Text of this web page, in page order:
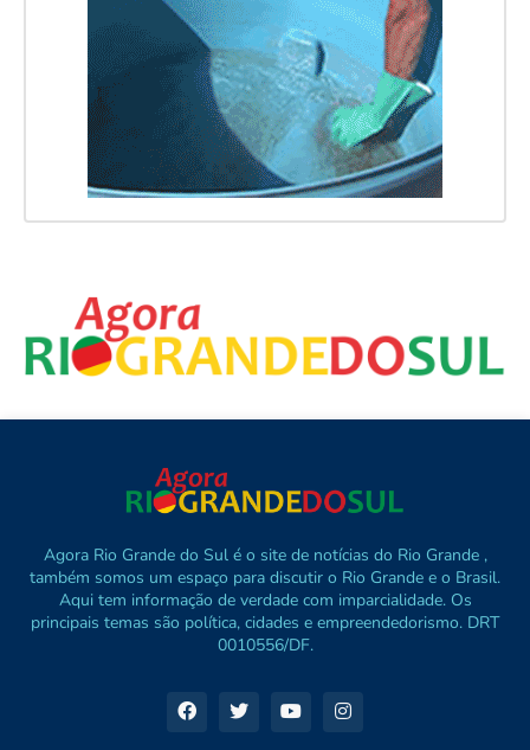
Agora Rio Grande do Sul é o site de notícias do Rio Grande ,
também somos um espaço para discutir o Rio Grande e o Brasil.
Aqui tem informação de verdade com imparcialidade. Os
principais temas são política, cidades e empreendedorismo. DRT
0010556/DF.